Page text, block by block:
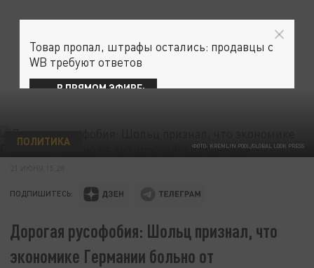
ФОТО: KREMLIN POOL/GLOBAL LOOK PRESS
ПОЛИТИКА
ПОДПИШИТЕСЬ:
Дорогая русофобия: Шольц признал, что
экономике Германии больно от
Товар пропал, штрафы остались: продавцы с
WB требуют ответов
В ПРЯМОМ ЭФИРЕ: